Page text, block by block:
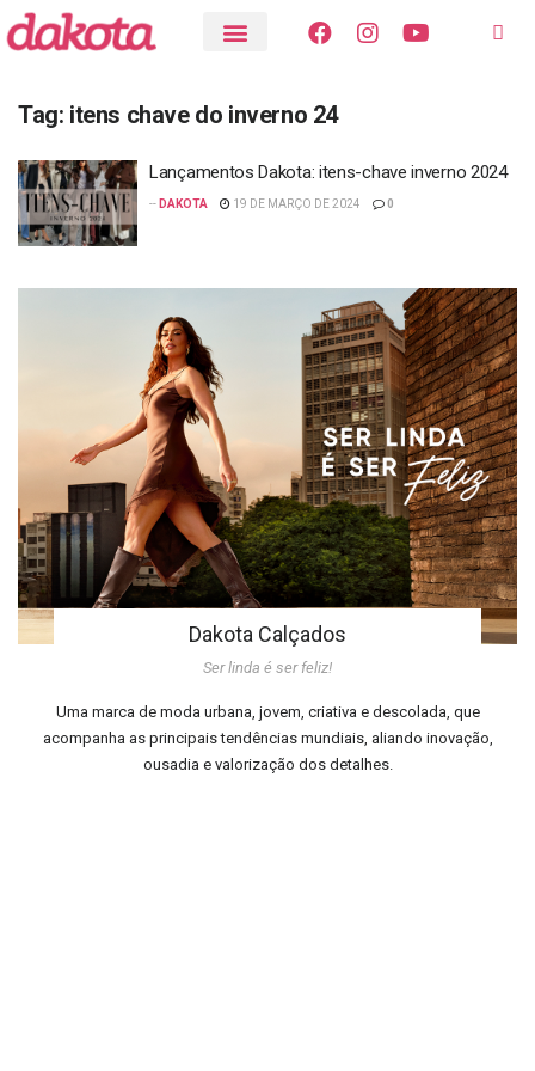
Tag: itens chave do inverno 24
Lançamentos Dakota: itens-chave inverno 2024
-- DAKOTA 19 DE MARÇO DE 2024 0
Dakota Calçados
Ser linda é ser feliz!
Uma marca de moda urbana, jovem, criativa e descolada, que
acompanha as principais tendências mundiais, aliando inovação,
ousadia e valorização dos detalhes.